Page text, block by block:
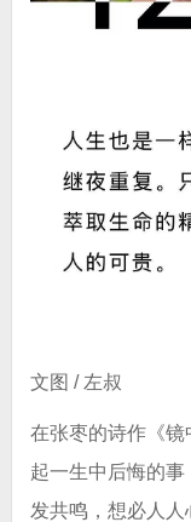
文图 / 左叔
在张枣的诗作《镜
起一生中后悔的事
发共鸣，想必人人